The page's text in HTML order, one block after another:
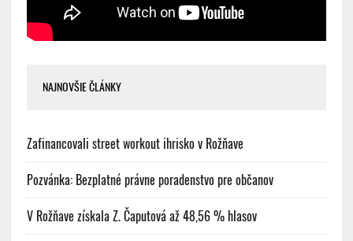
NAJNOVŠIE ČLÁNKY
Zafinancovali street workout ihrisko v Rožňave
Pozvánka: Bezplatné právne poradenstvo pre občanov
V Rožňave získala Z. Čaputová až 48,56 % hlasov